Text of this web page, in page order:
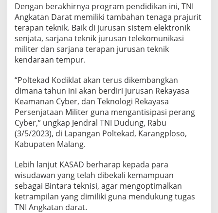
Dengan berakhirnya program pendidikan ini, TNI
Angkatan Darat memiliki tambahan tenaga prajurit
terapan teknik. Baik di jurusan sistem elektronik
senjata, sarjana teknik jurusan telekomunikasi
militer dan sarjana terapan jurusan teknik
kendaraan tempur.
“Poltekad Kodiklat akan terus dikembangkan
dimana tahun ini akan berdiri jurusan Rekayasa
Keamanan Cyber, dan Teknologi Rekayasa
Persenjataan Militer guna mengantisipasi perang
Cyber,” ungkap Jendral TNI Dudung, Rabu
(3/5/2023), di Lapangan Poltekad, Karangploso,
Kabupaten Malang.
Lebih lanjut KASAD berharap kepada para
wisudawan yang telah dibekali kemampuan
sebagai Bintara teknisi, agar mengoptimalkan
ketrampilan yang dimiliki guna mendukung tugas
TNI Angkatan darat.